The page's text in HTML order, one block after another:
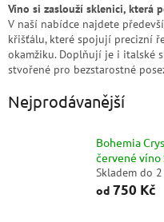
Víno si zaslouží sklenici, která
V naší nabídce najdete
křišťálu, které spojují precizní
okamžiku. Doplňují je i italské
stvořené pro bezstarostné
Nejprodávanější
Bohemia
červené víno
Skladem do
od 750 Kč